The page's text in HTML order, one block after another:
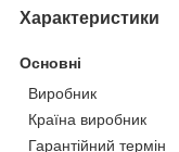
Характеристики
Основні
Виробник
Країна виробник
Гарантійний термін